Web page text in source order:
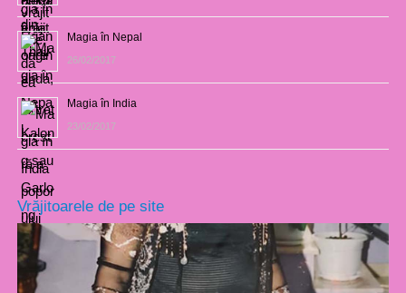
Magia în Nepal
26/02/2017
Magia în India
23/02/2017
Vrăjitoarele de pe site